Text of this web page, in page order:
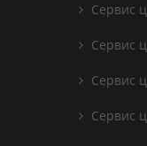
Сервис
Сервис
Сервис
Сервис